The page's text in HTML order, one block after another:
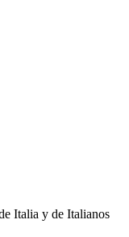
Italia y de Italianos